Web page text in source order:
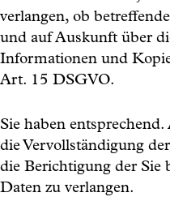
verlangen, ob
und auf Auskunft über
Informationen und
Art. 15 DSGVO.
Sie haben
die Vervollständigung
die Berichtigung der Sie
Daten zu verlangen.